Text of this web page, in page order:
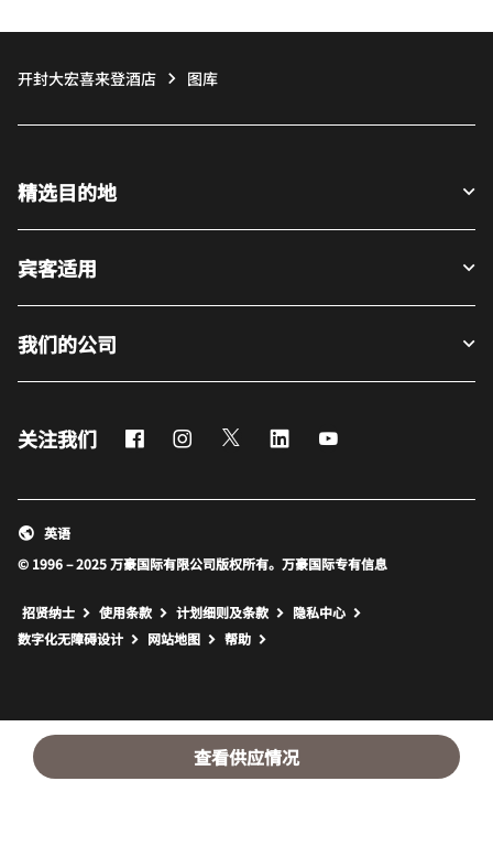
查看供应情况
开封大宏喜来登酒店 图库
精选目的地
宾客适用
我们的公司
关注我们 FacebookInstagram
Twitter LinkedIn
© 1996 – 2025 万豪国际有限公司版权所有。万豪国际专有信息
英语
招贤纳士 使用条款 计划细则及条款
隐私中心
数字化无障碍设计
网站地图 打开新窗口
帮助